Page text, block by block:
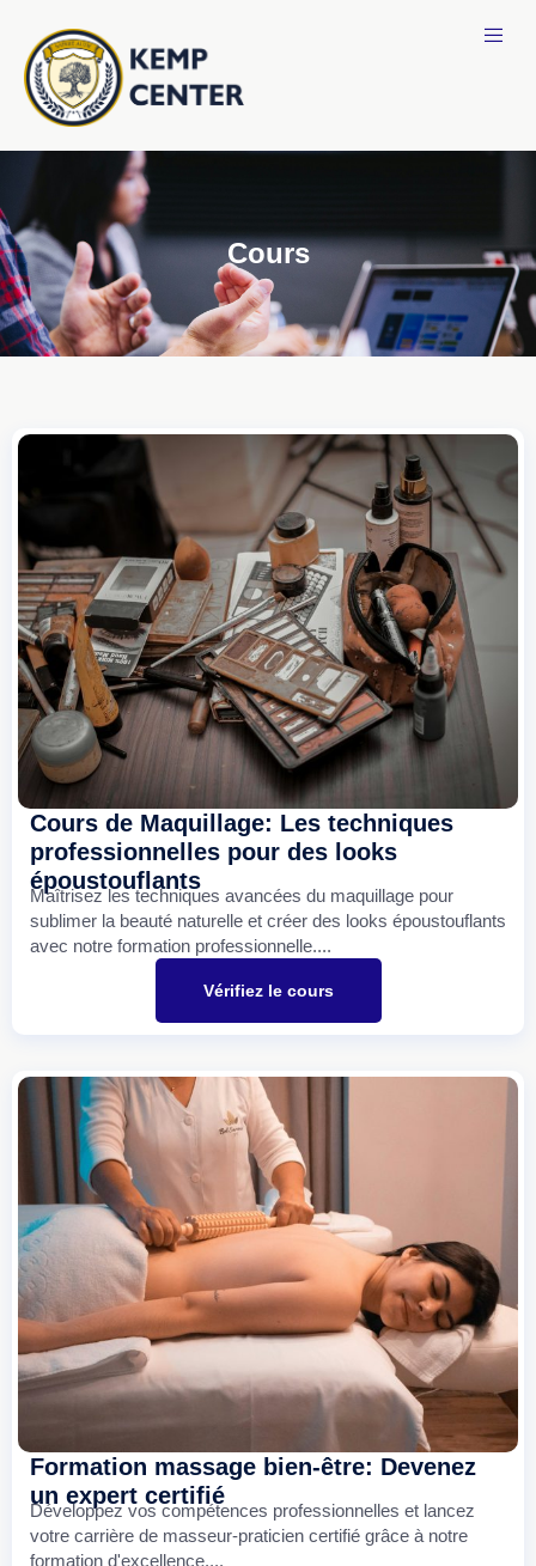
Cours
Cours de Maquillage: Les techniques
professionnelles pour des looks
époustouflants
Maîtrisez les techniques avancées du maquillage pour
sublimer la beauté naturelle et créer des looks époustouflants
avec notre formation professionnelle....
Vérifiez le cours
Formation massage bien-être: Devenez
un expert certifié
Développez vos compétences professionnelles et lancez
votre carrière de masseur-praticien certifié grâce à notre
formation d'excellence....